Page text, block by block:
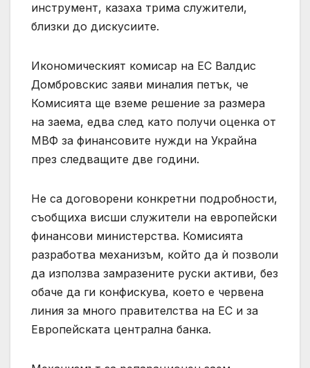
инструмент, казаха трима служители,
близки до дискусиите.
Икономическият комисар на ЕС Валдис
Домбровскис заяви миналия петък, че
Комисията ще вземе решение за размера
на заема, едва след като получи оценка от
МВФ за финансовите нужди на Украйна
през следващите две години.
Не са договорени конкретни подробности,
съобщиха висши служители на европейски
финансови министерства. Комисията
разработва механизъм, който да ѝ позволи
да използва замразените руски активи, без
обаче да ги конфискува, което е червена
линия за много правителства на ЕС и за
Европейската централна банка.